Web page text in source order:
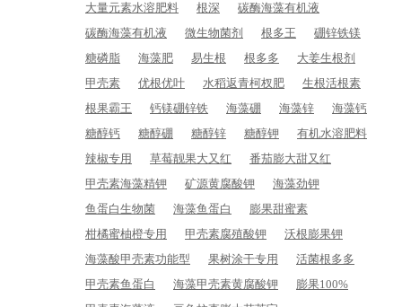
大量元素水溶肥料
根深
碳酶海藻有机液
碳酶海藻有机液
微生物菌剂 根多王
硼锌铁镁
糖磷脂
海藻肥 易生根 根多多
大姜生根剂
甲壳素
优根优叶 水稻返青柯杈肥
生根活根素
根果霸王
钙镁硼锌铁 海藻硼 海藻锌
海藻钙
糖醇钙
糖醇硼 糖醇锌 糖醇钾
有机水溶肥料
辣椒专用
草莓靓果大又红
番茄膨大甜又红
甲壳素海藻精钾
矿源黄腐酸钾
海藻劲钾
鱼蛋白生物菌
海藻鱼蛋白
膨果甜蜜素
柑橘蜜柚橙专用
甲壳素腐殖酸钾
沃根膨果钾
海藻酸甲壳素功能型
果树涂干专用
活菌根多多
甲壳素鱼蛋白
海藻甲壳素黄腐酸钾
膨果100%